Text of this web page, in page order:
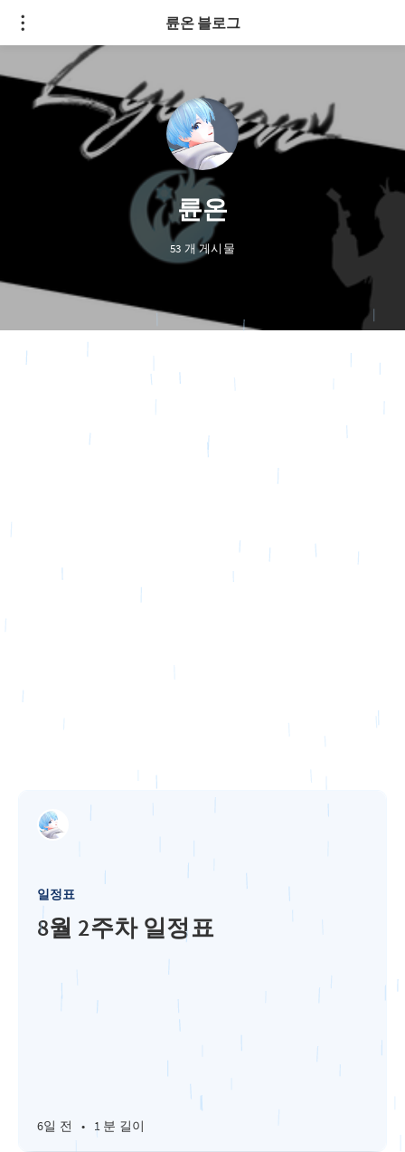
륜온 블로그
륜온
53 개 게시물
일정표
8월 2주차 일정표
6일 전 • 1 분 길이